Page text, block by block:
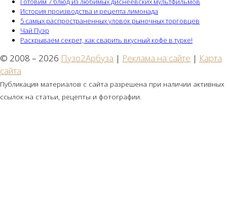
История производства и рецепта лимонада
5 самых распространенных уловок рыночных торговцев
Чай Пуэр
Раскрываем секрет, как сварить вкусный кофе в турке!
© 2008 – 2026 Пузо2Арбуза | Реклама на сайте | Карта
сайта
Публикация материалов с сайта разрешена при наличии активных
ссылок на статьи, рецепты и фотографии.